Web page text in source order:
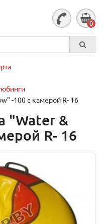
0
-100 с камерой R- 16
"Water &
R- 16